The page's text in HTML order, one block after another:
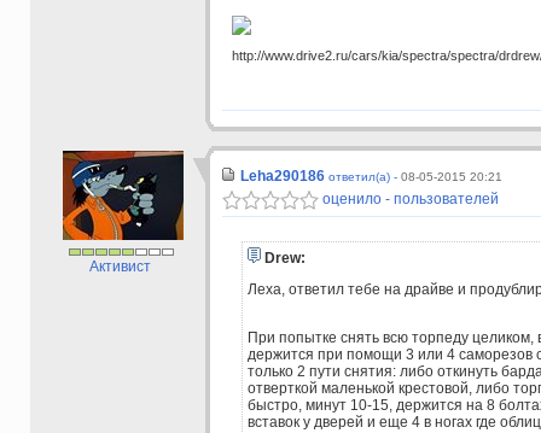
http://www.drive2.ru/cars/kia/spectra/spectra/
Активист
Leha290186 ответил(а) - 08-05-2015 20:21
оценило - пользователей
Drew:
Леха, ответил тебе на драйве и
При попытке снять всю торпеду
держится при помощи 3 или 4 саморезов
только 2 пути снятия: либо откинуть
отверткой маленькой крестовой, либо
быстро, минут 10-15, держится на 8
вставок у дверей и еще 4 в ногах где